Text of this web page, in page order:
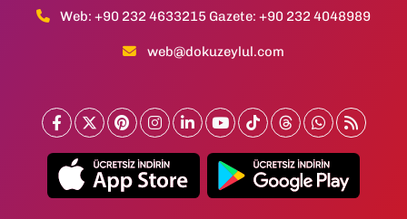
Web: +90 232 4633215 Gazete: +90 232 4048989
web@dokuzeylul.com